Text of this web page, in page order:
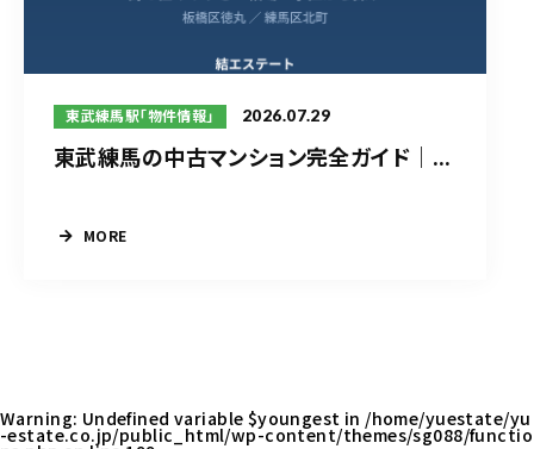
東武練馬駅「物件情報」 2026.07.29
東武練馬の中古マンション完全ガイド｜...
MORE
Warning: Undefined variable $youngest in /home/yuestate/yu
-estate.co.jp/public_html/wp-content/themes/sg088/functio